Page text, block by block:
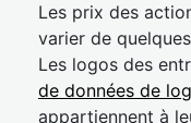
Les prix des
varier de
Les logos des
de données de
appartiennent à